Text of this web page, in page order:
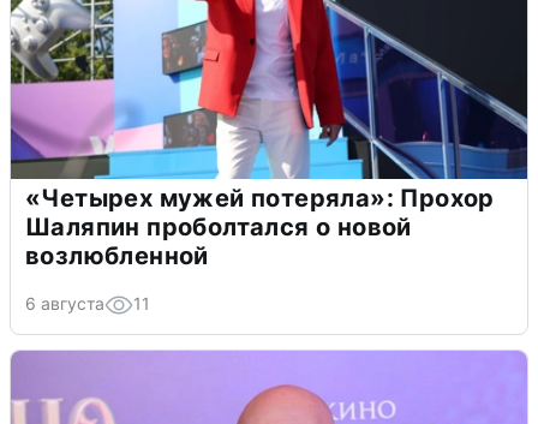
«Четырех мужей потеряла»: Прохор
Шаляпин проболтался о новой
возлюбленной
6 августа 11